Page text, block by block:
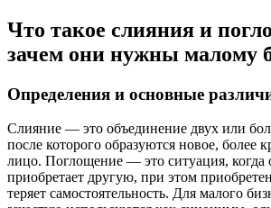
Что такое слияния и
зачем они нужны малому
Определения и основные
Слияние — это объединение двух или
после которого образуются новое, более
лицо. Поглощение — это ситуация, когда
приобретает другую, при этом
теряет самостоятельность. Для малого